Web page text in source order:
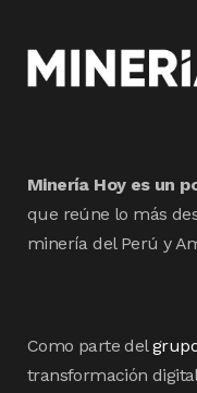
Minería Hoy es un
que reúne lo más
minería del Perú y
Como parte del
transformación